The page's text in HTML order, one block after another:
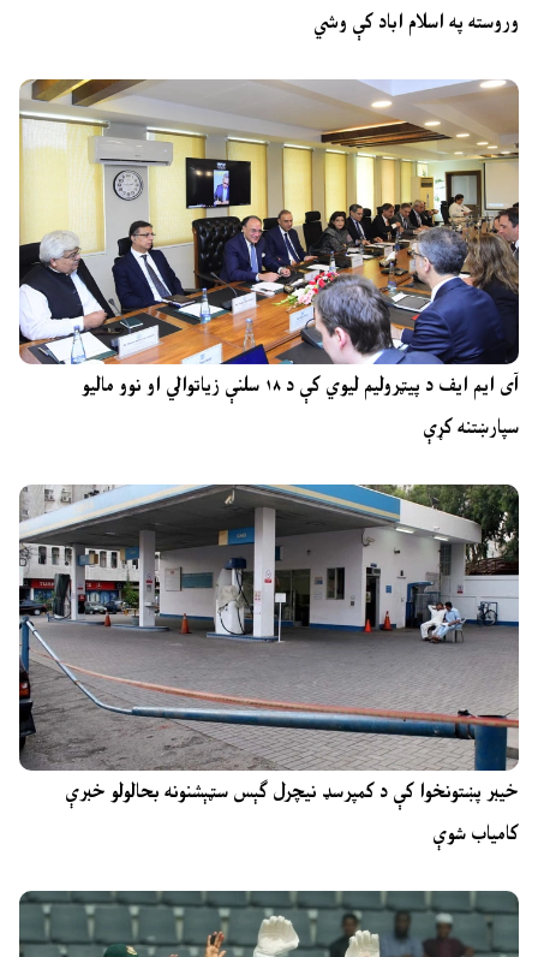
وروسته په اسلام اباد کې وشي
آی ایم ایف د پیټرولیم لیوي کې د ۱۸ سلنې زیاتوالي او نوو مالیو
سپارښتنه کړې
خیبر پښتونخوا کې د کمپرسډ نیچرل ګېس سټېشنونه بحالولو خبرې
کامیاب شوې